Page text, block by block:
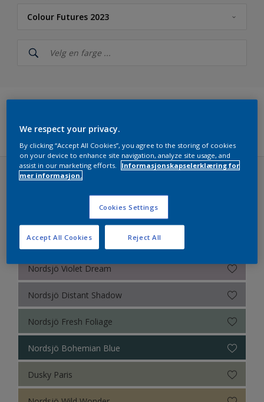
Colour Futures 2023
Nordsjö
Årets farger 2026 fra Nordsjö – The rhythm of blues
Nordsjö True Joy™ – Årets farge 2025
Colour Futures 2024 - Nordsjö Sweet Embrace™
Colour Futures 2023
Bright Skies™ - Nordsjö Colour of the Year 2022
Colour Futures 19
Colour Futures 18
Colour Futures 21
LUSH
Nordsjö Awakening Feel
Nordsjö Violet Dream
Nordsjö Distant Shadow
Nordsjö Fresh Foliage
Nordsjö Bohemian Blue
Dusky Paris
We respect your privacy.
By clicking “Accept All Cookies”, you agree to the storing of cookies
on your device to enhance site navigation, analyze site usage, and
assist in our marketing efforts.
Informasjonskapselerklæring for
mer informasjon.
Cookies Settings
Reject All
Accept All Cookies